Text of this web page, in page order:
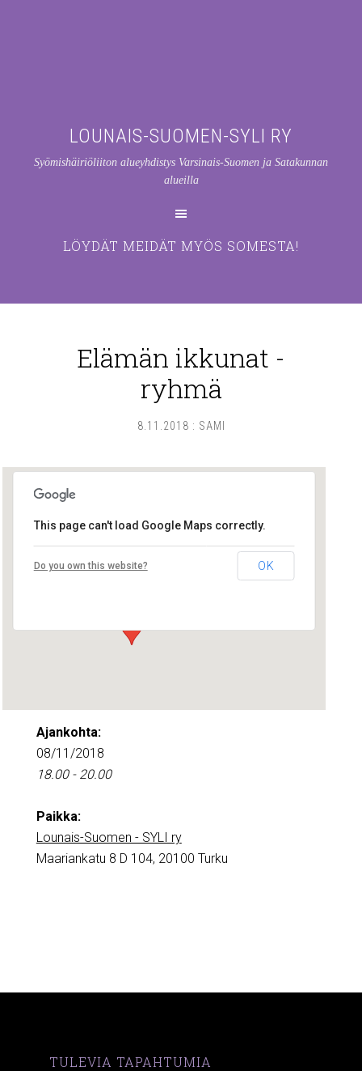
LOUNAIS-SUOMEN-SYLI RY
Syömishäiriöliiton alueyhdistys Varsinais-Suomen ja Satakunnan
alueilla
LÖYDÄT MEIDÄT MYÖS SOMESTA!
Elämän ikkunat -
ryhmä
8.11.2018 : SAMI
Lounais-Suomen – SYLI ry
Maariankatu 8 D 104 - Turku
This page can't load Google Maps correctly.
Do you own this website? OK
Ajankohta:
08/11/2018
18.00 - 20.00
Paikka:
Lounais-Suomen - SYLI ry
Maariankatu 8 D 104, 20100 Turku
TULEVIA TAPAHTUMIA